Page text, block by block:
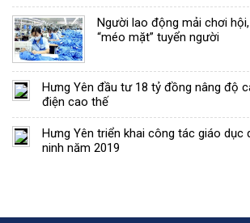
Người lao động mải chơi
“méo mặt” tuyển người
Hưng Yên đầu tư 18 tỷ đồng nâng độ
điện cao thế
Hưng Yên triển khai công tác giáo dục
ninh năm 2019